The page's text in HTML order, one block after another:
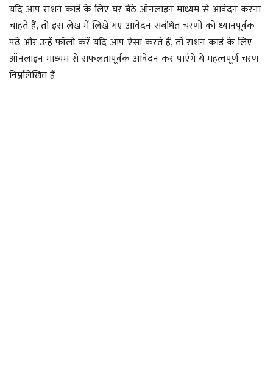
यदि आप राशन कार्ड के लिए घर बैठे ऑनलाइन माध्यम से आवेदन करना
चाहते हैं, तो इस लेख में लिखे गए आवेदन संबंधित चरणों को ध्यानपूर्वक
पढ़ें और उन्हें फॉलो करें यदि आप ऐसा करते हैं, तो राशन कार्ड के लिए
ऑनलाइन माध्यम से सफलतापूर्वक आवेदन कर पाएंगे ये महत्वपूर्ण चरण
निम्नलिखित हैं